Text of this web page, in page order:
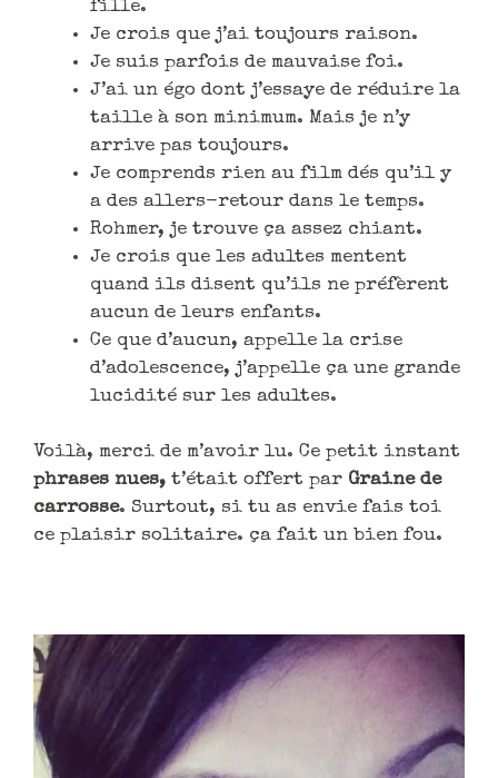
fille.
Je crois que j’ai toujours raison.
Je suis parfois de mauvaise foi.
J’ai un égo dont j’essaye de réduire la
taille à son minimum. Mais je n’y
arrive pas toujours.
Je comprends rien au film dés qu’il y
a des allers-retour dans le temps.
Rohmer, je trouve ça assez chiant.
Je crois que les adultes mentent
quand ils disent qu’ils ne préfèrent
aucun de leurs enfants.
Ce que d’aucun, appelle la crise
d’adolescence, j’appelle ça une grande
lucidité sur les adultes.
Voilà, merci de m’avoir lu. Ce petit instant
phrases nues, t’était offert par Graine de
carrosse. Surtout, si tu as envie fais toi
ce plaisir solitaire. ça fait un bien fou.